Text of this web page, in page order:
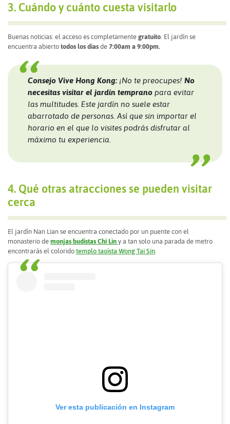
3. Cuándo y cuánto cuesta visitarlo
Buenas noticias: el acceso es completamente gratuito . El jardín se
encuentra abierto todos los días de 7:00am a 9:00pm.
Consejo Vive Hong Kong: ¡No te preocupes! No
necesitas visitar el jardín temprano para evitar
las multitudes. Este jardín no suele estar
abarrotado de personas. Así que sin importar el
horario en el que lo visites podrás disfrutar al
máximo tu experiencia.
4. Qué otras atracciones se pueden visitar
cerca
El jardín Nan Lian se encuentra conectado por un puente con el
monasterio de monjas budistas Chi Lin y a tan solo una parada de metro
encontrarás el colorido templo taoísta Wong Tai Sin
Ver esta publicación en Instagram